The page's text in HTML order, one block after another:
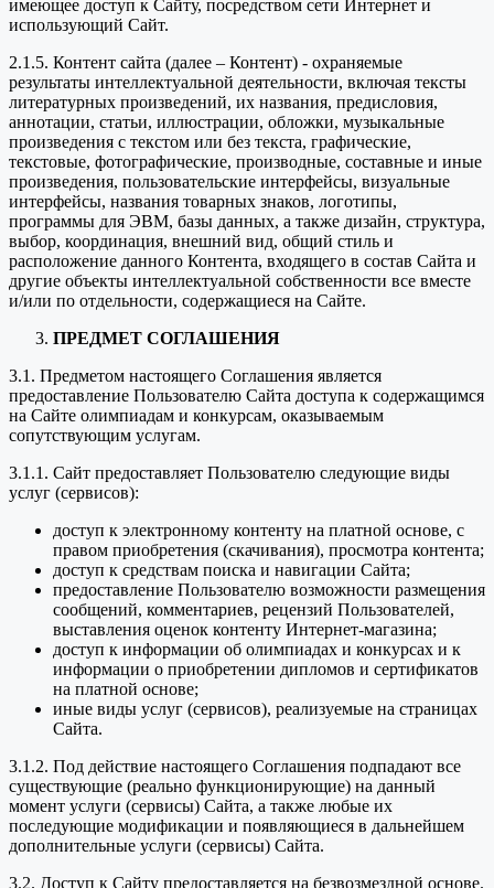
имеющее доступ к Сайту, посредством сети Интернет и
использующий Сайт.
2.1.5. Контент сайта (далее – Контент) - охраняемые
результаты интеллектуальной деятельности, включая тексты
литературных произведений, их названия, предисловия,
аннотации, статьи, иллюстрации, обложки, музыкальные
произведения с текстом или без текста, графические,
текстовые, фотографические, производные, составные и иные
произведения, пользовательские интерфейсы, визуальные
интерфейсы, названия товарных знаков, логотипы,
программы для ЭВМ, базы данных, а также дизайн, структура,
выбор, координация, внешний вид, общий стиль и
расположение данного Контента, входящего в состав Сайта и
другие объекты интеллектуальной собственности все вместе
и/или по отдельности, содержащиеся на Сайте.
ПРЕДМЕТ СОГЛАШЕНИЯ
3.1. Предметом настоящего Соглашения является
предоставление Пользователю Сайта доступа к содержащимся
на Сайте олимпиадам и конкурсам, оказываемым
сопутствующим услугам.
3.1.1. Сайт предоставляет Пользователю следующие виды
услуг (сервисов):
доступ к электронному контенту на платной основе, с
правом приобретения (скачивания), просмотра контента;
доступ к средствам поиска и навигации Сайта;
предоставление Пользователю возможности размещения
сообщений, комментариев, рецензий Пользователей,
выставления оценок контенту Интернет-магазина;
доступ к информации об олимпиадах и конкурсах и к
информации о приобретении дипломов и сертификатов
на платной основе;
иные виды услуг (сервисов), реализуемые на страницах
Сайта.
3.1.2. Под действие настоящего Соглашения подпадают все
существующие (реально функционирующие) на данный
момент услуги (сервисы) Сайта, а также любые их
последующие модификации и появляющиеся в дальнейшем
дополнительные услуги (сервисы) Сайта.
3.2. Доступ к Сайту предоставляется на безвозмездной основе.